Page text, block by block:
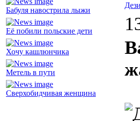
Бабуля навострила лыжи
Её побили польские дети
Хочу кашлюнчика
Метель в пути
Сверхобидчивая женщина